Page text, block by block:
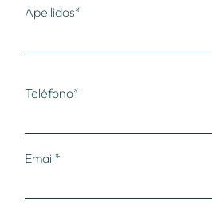
Apellidos*
Teléfono*
Email*